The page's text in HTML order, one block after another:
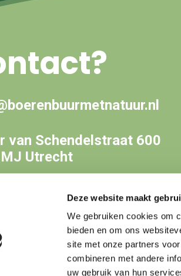
Deze website maakt
We gebruiken cookies om
bieden en om ons
site met onze partners
combineren met andere
uw gebruik van hun
van Schendelstraat 600
Utrecht